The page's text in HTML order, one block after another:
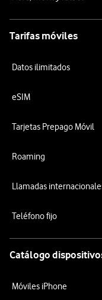
Tarifas móviles
Datos ilimitados
eSIM
Tarjetas Prepago Móvil
Roaming
Llamadas
Teléfono fijo
Catálogo
Móviles iPhone